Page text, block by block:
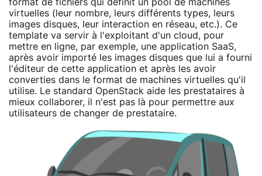
format de fichiers qui définit un pool de machines
virtuelles (leur nombre, leurs différents types, leurs
images disques, leur interaction en réseau, etc.). Ce
template va servir à l'exploitant d'un cloud, pour
mettre en ligne, par exemple, une application SaaS,
après avoir importé les images disques que lui a fourni
l'éditeur de cette application et après les avoir
converties dans le format de machines virtuelles qu'il
utilise. Le standard OpenStack aide les prestataires à
mieux collaborer, il n'est pas là pour permettre aux
utilisateurs de changer de prestataire.